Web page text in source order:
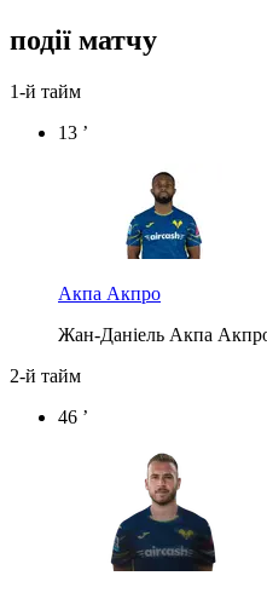
події матчу
1-й тайм
13 ’
Акпа Акпро
Жан-Даніель Акпа
2-й тайм
46 ’